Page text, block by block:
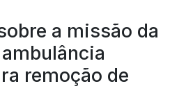
a missão da
remoção de